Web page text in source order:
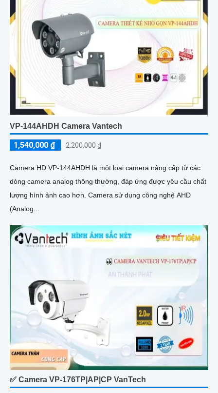
VP-144AHDH Camera Vantech
1,540,000 ₫ 2,200,000 ₫
Camera HD VP-144AHDH là một loại camera nâng cấp từ các
dòng camera analog thông thường, đáp ứng được yêu cầu chất
lượng hình ảnh cao hơn. Camera sử dụng công nghệ AHD
(Analog...
✅ Camera VP-176TP|AP|CP VanTech